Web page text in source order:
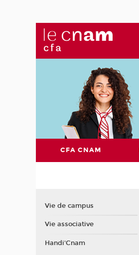
CFA CNAM
Vie de campus
Vie associative
Handi'Cnam